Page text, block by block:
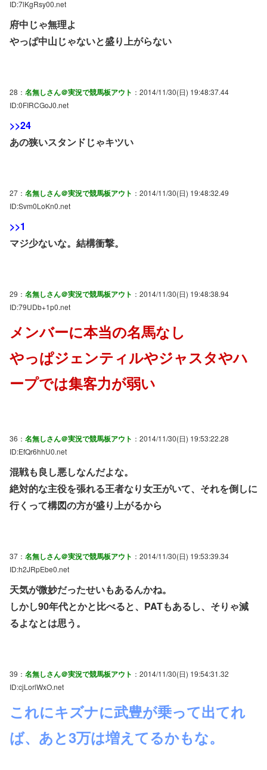
ID:7lKgRsy00.net
府中じゃ無理よ
やっぱ中山じゃないと盛り上がらない
28： 名無しさん＠実況で競馬板アウト ：2014/11/30(日) 19:48:37.44
ID:0FIRCGoJ0.net
>>24
あの狭いスタンドじゃキツい
27： 名無しさん＠実況で競馬板アウト ：2014/11/30(日) 19:48:32.49
ID:Svm0LoKn0.net
>>1
マジ少ないな。結構衝撃。
29： 名無しさん＠実況で競馬板アウト ：2014/11/30(日) 19:48:38.94
ID:79UDb+1p0.net
メンバーに本当の名馬なし
やっぱジェンティルやジャスタやハ
ープでは集客力が弱い
36： 名無しさん＠実況で競馬板アウト ：2014/11/30(日) 19:53:22.28
ID:EfQr6hhU0.net
混戦も良し悪しなんだよな。
絶対的な主役を張れる王者なり女王がいて、それを倒しに
行くって構図の方が盛り上がるから
37： 名無しさん＠実況で競馬板アウト ：2014/11/30(日) 19:53:39.34
ID:h2JRpEbe0.net
天気が微妙だったせいもあるんかね。
しかし90年代とかと比べると、PATもあるし、そりゃ減
るよなとは思う。
39： 名無しさん＠実況で競馬板アウト ：2014/11/30(日) 19:54:31.32
ID:cjLorlWxO.net
これにキズナに武豊が乗って出てれ
ば、あと3万は増えてるかもな。